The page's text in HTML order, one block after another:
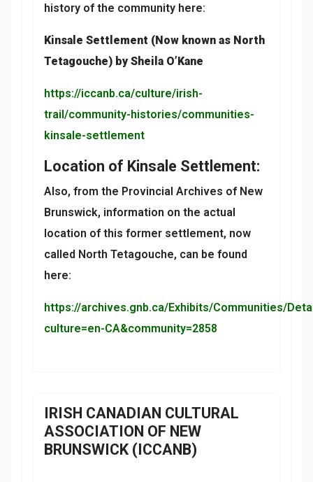
history of the community here:
Kinsale Settlement (Now known as North
Tetagouche) by Sheila O’Kane
https://iccanb.ca/culture/irish-
trail/community-histories/communities-
kinsale-settlement
Location of Kinsale Settlement:
Also, from the Provincial Archives of New
Brunswick, information on the actual
location of this former settlement, now
called North Tetagouche, can be found
here:
https://archives.gnb.ca/Exhibits/Communities/
culture=en-CA&community=2858
IRISH CANADIAN CULTURAL
ASSOCIATION OF NEW
BRUNSWICK (ICCANB)